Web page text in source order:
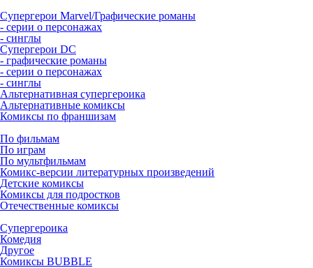
Супергерои Marvel/Графические романы
- серии о персонажах
- синглы
Супергерои DC
- графические романы
- серии о персонажах
- синглы
Альтернативная супергероика
Альтернативные комиксы
Комиксы по франшизам
По фильмам
По играм
По мультфильмам
Комикс-версии литературных произведений
Детские комиксы
Комиксы для подростков
Отечественные комиксы
Супергероика
Комедия
Другое
Комиксы BUBBLE